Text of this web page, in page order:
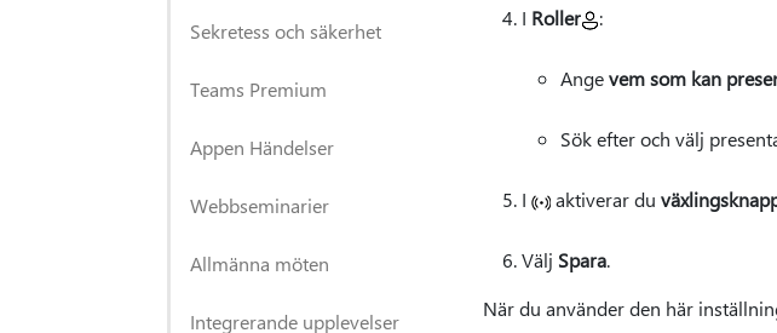
Sekretess och säkerhet
Teams Premium
Appen Händelser
Webbseminarier
Allmänna möten
Integrerande upplevelser
I Roller :
Angevem som kan
Sök efter och välj
I aktiverar du
Välj Spara.
När du använder den här